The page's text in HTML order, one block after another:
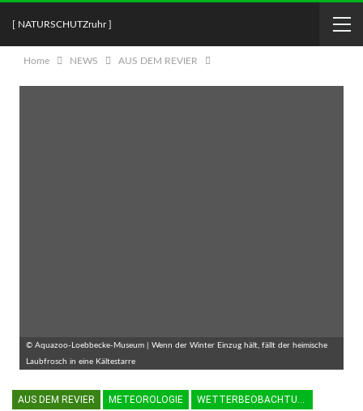
[ NATURSCHUTZruhr ]
Home NEWS AUS DEM REVIER
© Aquazoo-Loebbecke-Museum | Wenn der Winter Einzug hält, fällt der heimische
Laubfrosch in eine Kältestarre
AUS DEM REVIER METEOROLOGIE WETTERBEOBACHTUNGEN